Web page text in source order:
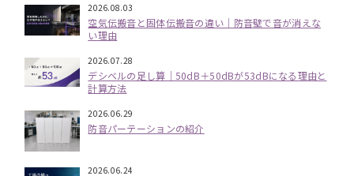
2026.08.03
空気伝搬音と固体伝搬音の違い｜防音壁で音が消えな
い理由
2026.07.28
デシベルの足し算｜50dB＋50dBが53dBになる理由と
計算方法
2026.06.29
防音パーテーションの紹介
2026.06.24